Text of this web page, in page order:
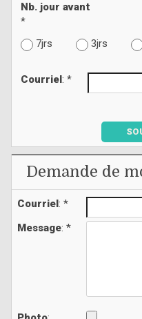
Nb. jour avant
*
7jrs
3jrs
Courriel : *
Demande de
Courriel: *
Message: *